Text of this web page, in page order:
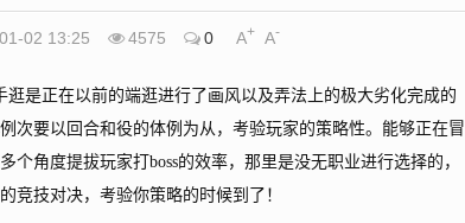
02 13:25 4575 0 A+ A-
是正在以前的端逛进行了画风以及弄法上的极大劣化完成的
次要以回合和役的体例为从，考验玩家的策略性。能够正在冒
角度提拔玩家打boss的效率，那里是没无职业进行选择的，
竞技对决，考验你策略的时候到了！